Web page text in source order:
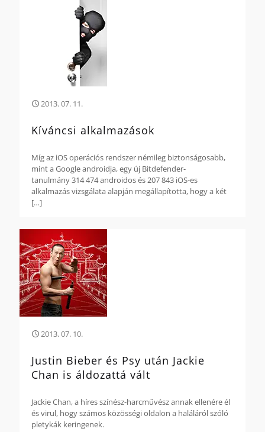
2013. 07. 11.
Kíváncsi alkalmazások
Míg az iOS operációs rendszer némileg biztonságosabb,
mint a Google androidja, egy új Bitdefender-
tanulmány 314 474 androidos és 207 843 iOS-es
alkalmazás vizsgálata alapján megállapította, hogy a két
[…]
2013. 07. 10.
Justin Bieber és Psy után Jackie
Chan is áldozattá vált
Jackie Chan, a híres színész-harcművész annak ellenére él
és virul, hogy számos közösségi oldalon a haláláról szóló
pletykák keringenek.